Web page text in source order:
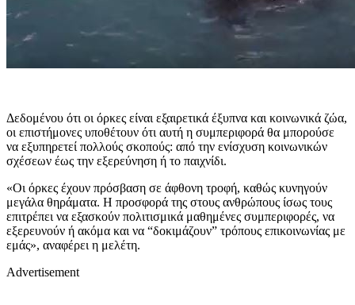
Δεδομένου ότι οι όρκες είναι εξαιρετικά έξυπνα και κοινωνικά ζώα,
οι επιστήμονες υποθέτουν ότι αυτή η συμπεριφορά θα μπορούσε
να εξυπηρετεί πολλούς σκοπούς: από την ενίσχυση κοινωνικών
σχέσεων έως την εξερεύνηση ή το παιχνίδι.
«Οι όρκες έχουν πρόσβαση σε άφθονη τροφή, καθώς κυνηγούν
μεγάλα θηράματα. Η προσφορά της στους ανθρώπους ίσως τους
επιτρέπει να εξασκούν πολιτισμικά μαθημένες συμπεριφορές, να
εξερευνούν ή ακόμα και να “δοκιμάζουν” τρόπους επικοινωνίας με
εμάς», αναφέρει η μελέτη.
Advertisement